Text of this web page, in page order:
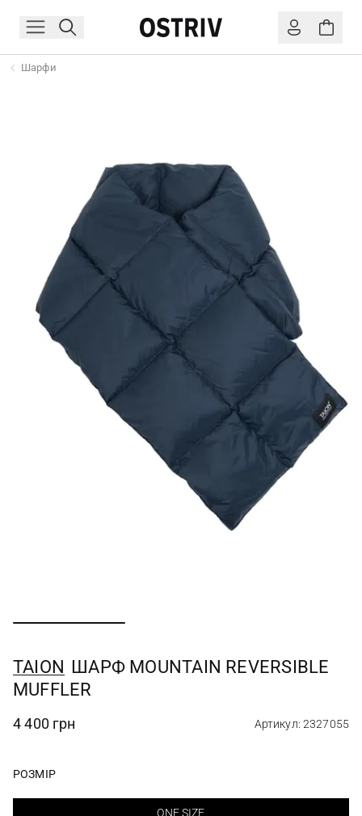
Шарфи
TAION ШАРФ MOUNTAIN REVERSIBLE
MUFFLER
4 400 грн Артикул: 2327055
РОЗМІР
ONE SIZE